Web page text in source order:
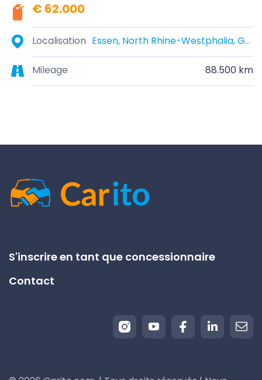
€ 62.000
Localisation Essen, North Rhine-Westphalia, Germany
Mileage 88.500 km
S'inscrire en tant que concessionnaire
Contact